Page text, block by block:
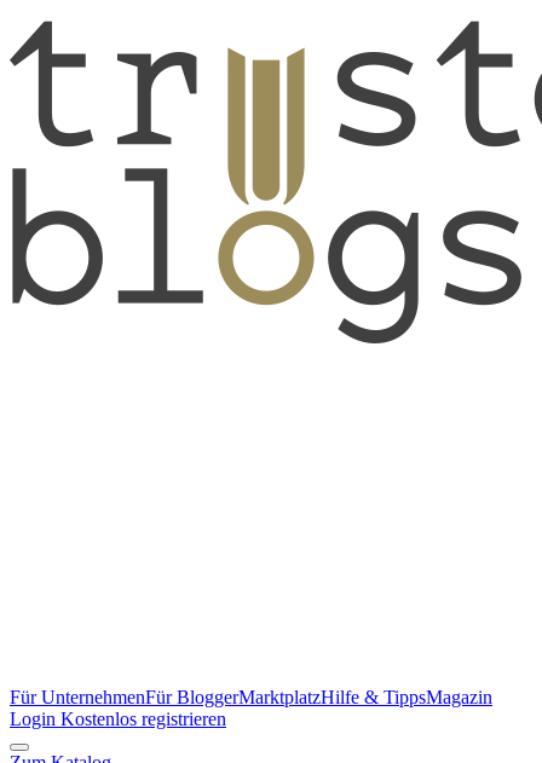
Für UnternehmenFür BloggerMarktplatzHilfe & TippsMagazin
Login Kostenlos registrieren